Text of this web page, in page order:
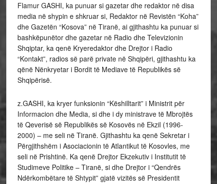
Flamur GASHI, ka punuar si gazetar dhe redaktor në disa
media në shypin e shkruar si, Redaktor në Revistën “Koha”
dhe Gazetën “Kosova” në Tiranë, ai gjithashtu ka punuar si
bashkëpunëtor dhe gazetar në Radio dhe Televizionin
Shqiptar, ka qenë Kryeredaktor dhe Drejtor i Radio
“Kontakt”, radios së parë private në Shqipëri, gjithashtu ka
qënë Nënkryetar i Bordit të Mediave të Republikës së
Shqipërisë.
z.GASHI, ka kryer funksionin “Këshilltarit” i Ministrit për
Informacion dhe Media, si dhe i dy ministrave të Mbrojtës
të Qeverisë së Republikës së Kosovës në Ekzil (1996-
2000) – me seli në Tiranë. Gjithashtu ka qenë Sekretar i
Përgjithshëm i Asociacionin të Atlantikut të Kosovles, me
seli në Prishtinë. Ka qenë Drejtor Ekzekutiv i Institutit të
Studimeve Politike – Tiranë, si dhe Drejtor i “Qendrës
Ndërkombëtare të Shtypit” gjatë vizitës së Presidentit